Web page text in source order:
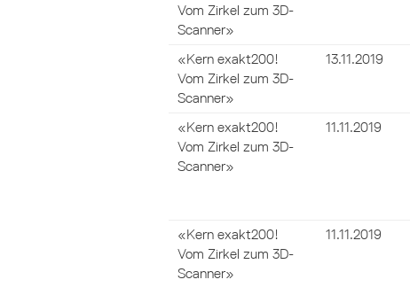
Vom Zirkel zum 3D-
Scanner»
«Kern exakt200!
Vom Zirkel zum 3D-
Scanner»
13.11.2019
«Kern exakt200!
Vom Zirkel zum 3D-
Scanner»
11.11.2019
«Kern exakt200!
Vom Zirkel zum 3D-
Scanner»
11.11.2019